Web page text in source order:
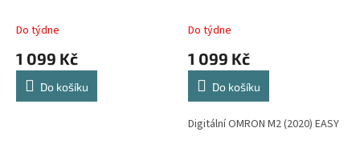
Do týdne
1 099 Kč
Do košíku
Do týdne
1 099 Kč
Do košíku
Digitální OMRON M2 (2020) EASY